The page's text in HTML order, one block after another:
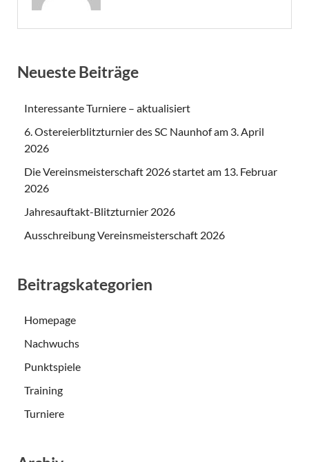
Neueste Beiträge
Interessante Turniere – aktualisiert
6. Ostereierblitzturnier des SC Naunhof am 3. April
2026
Die Vereinsmeisterschaft 2026 startet am 13. Februar
2026
Jahresauftakt-Blitzturnier 2026
Ausschreibung Vereinsmeisterschaft 2026
Beitragskategorien
Homepage
Nachwuchs
Punktspiele
Training
Turniere